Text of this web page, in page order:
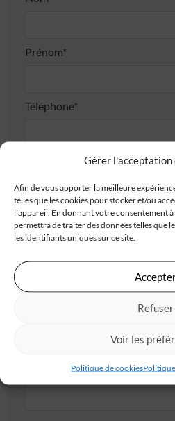
Gérer l'acceptation
Afin de vous apporter la meilleure
telles que les cookies pour stocker et/ou
l'appareil. En donnant votre consentement
permettra de traiter des données telles que
les identifiants uniques sur ce site.
Refuser
Voir les
Politique de cookies
Prénom*
Téléphone*
Adresse